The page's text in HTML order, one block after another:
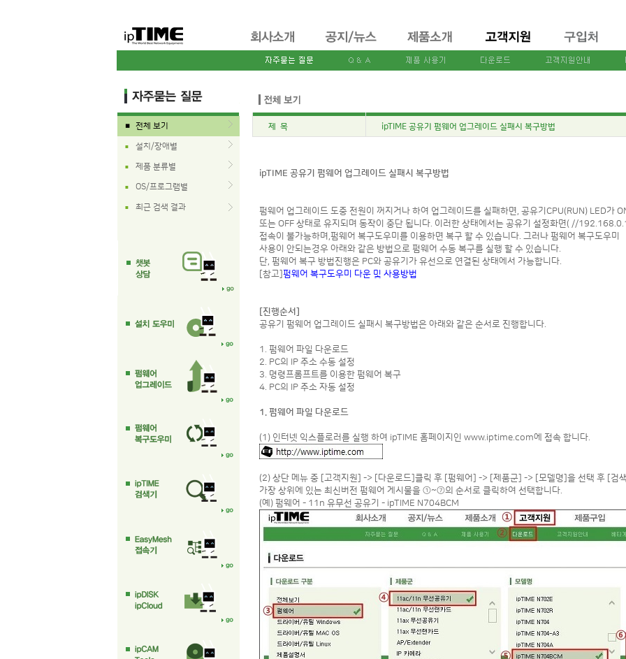
■ 전체 보기
■ 설치/장애별
■ 제품 분류별
■ OS/프로그램별
■ 최근 검색 결과
제 목 ipTIME 공유기 펌웨어 업그레이드 실패시 복구방법
ipTIME 공유기 펌웨어 업그레이드 실패시 복구방법
펌웨어 업그레이드 도중 전원이 꺼지거나 하여 업그레이드를 실패하면, 공유기CPU(RUN) LED가
또는 OFF 상태로 유지되며 동작이 중단 됩니다. 이러한 상태에서는 공유기 설정화면( //
접속이 불가능하며,펌웨어 복구도우미를 이용하면 복구 할 수 있습니다. 그러나 펌웨어 복구도우미
사용이 안되는경우 아래와 같은 방법으로 펌웨어 수동 복구를 실행 할 수 있습니다.
단, 펌웨어 복구 방법진행은 PC와 공유기가 유선으로 연결된 상태에서 가능합니다.
[참고]펌웨어 복구도우미 다운 및 사용방법
[진행순서]
공유기 펌웨어 업그레이드 실패시 복구방법은 아래와 같은 순서로 진행합니다.
1. 펌웨어 파일 다운로드
2. PC의 IP 주소 수동 설정
3. 명령프롬프트를 이용한 펌웨어 복구
4. PC의 IP 주소 자동 설정
1. 펌웨어 파일 다운로드
(1) 인터넷 익스플로러를 실행 하여 ipTIME 홈페이지인 www.iptime.com에 접속 합니다.
(2) 상단 메뉴 중 [고객지원] -> [다운로드]클릭 후 [펌웨어] -> [제품군] -> [모델명]을 선택 후 [검
가장 상위에 있는 최신버전 펌웨어 게시물을 ①~⑦의 순서로 클릭하여 선택합니다.
(예) 펌웨어 - 11n 유무선 공유기 - ipTIME N704BCM